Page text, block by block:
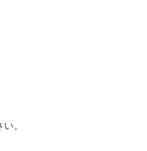
。